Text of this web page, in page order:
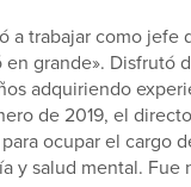
a trabajar como jefe
grande». Disfrutó
adquiriendo
de 2019, el
ocupar el cargo
y salud mental.